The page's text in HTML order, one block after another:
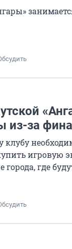
из-за
клубу
игровую
где